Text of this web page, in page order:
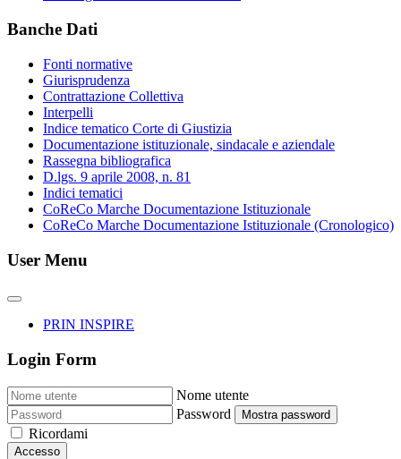
Banche Dati
Fonti normative
Giurisprudenza
Contrattazione Collettiva
Interpelli
Indice tematico Corte di Giustizia
Documentazione istituzionale, sindacale e aziendale
Rassegna bibliografica
D.lgs. 9 aprile 2008, n. 81
Indici tematici
CoReCo Marche Documentazione Istituzionale
CoReCo Marche Documentazione Istituzionale (Cronologico)
User Menu
PRIN INSPIRE
Login Form
Nome utente
Password
Mostra password
Ricordami
Accesso